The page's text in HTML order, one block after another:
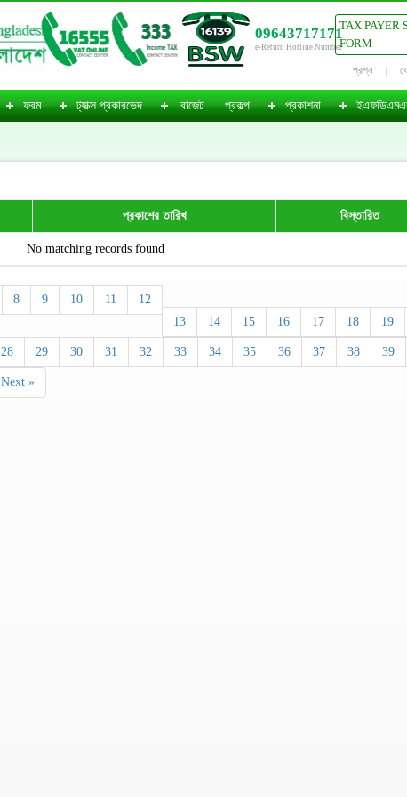
09643717171
e-Return Hotline Number
TAX PAYER
FORM
প্রশ্ন
ফরম ট্যাক্স প্রকারভেদ বাজেট প্রকল্প প্রকাশনা
প্রকাশের তারিখ বিস্তারিত
No matching records found
8 9 10 11
12
13
14 15 16 17 18 19
28 29 30 31 32 33 34 35 36 37 38 39
Next »